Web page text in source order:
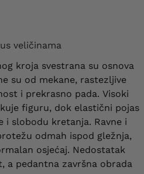
cm
130-150 cm, opseg kukova
cm, opseg bedra 88 cm , opseg
136-156 cm, opseg kukova
, Duljina 111 cm
, Prednji i stražnji
cm, opseg bedra 88 cm, opseg
142-152 cm, opseg kukova
, Duljina 111 cm, Prednji i stražnji
veličinama
kroja svestrana su osnova
su od mekane, rastezljive
i prekrasno pada. Visoki
figuru, dok elastični pojas
i slobodu kretanja. Ravne i
odmah ispod gležnja,
osjećaj. Nedostatak
a pedantna završna obrada